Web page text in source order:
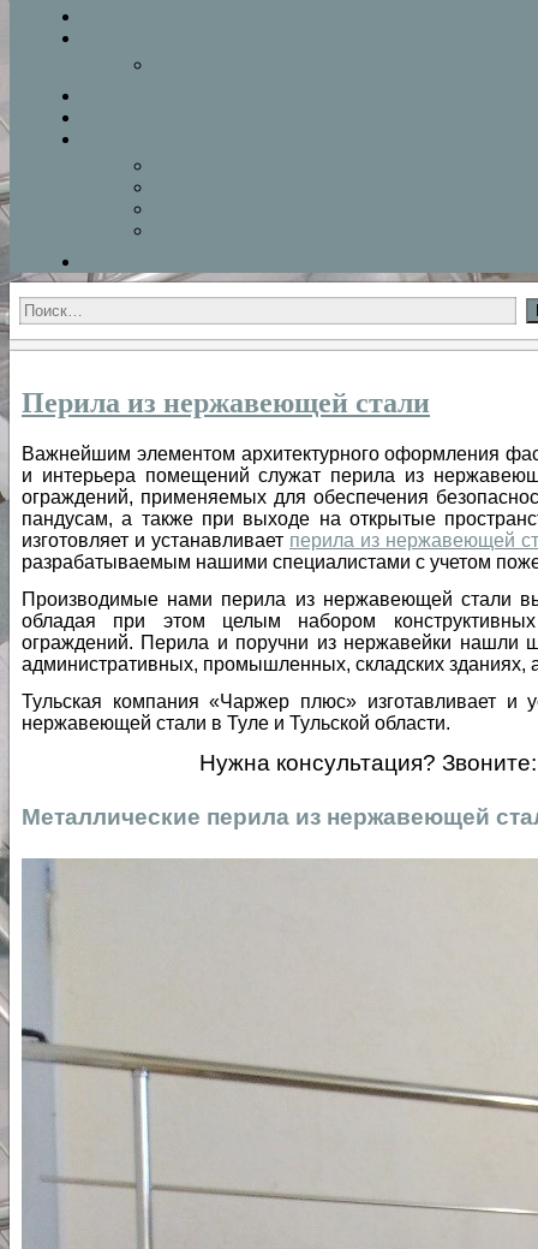
Найти:
Перила из нержавеющей стали
Важнейшим элементом архитектурного оформления
и интерьера помещений служат перила из
ограждений, применяемых для обеспечения
пандусам, а также при выходе на открытые
изготовляет и устанавливает перила из нержавеющей
разрабатываемым нашими специалистами с учетом
Производимые нами перила из нержавеющей стали
обладая при этом целым набором
ограждений. Перила и поручни из нержавейки нашли
административных, промышленных, складских зданиях,
Тульская компания «Чаржер плюс» изготавливает и
нержавеющей стали в Туле и Тульской области.
Нужна консультация?
Металлические перила из нержавеющей